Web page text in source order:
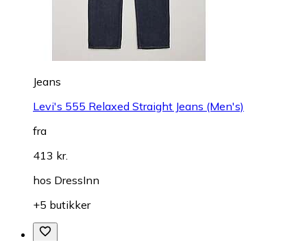
Jeans
Levi's 555 Relaxed Straight Jeans (Men's)
fra
413 kr.
hos DressInn
+5 butikker